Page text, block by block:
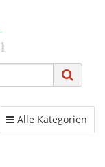
Toggle navigation
Alle Kategorien